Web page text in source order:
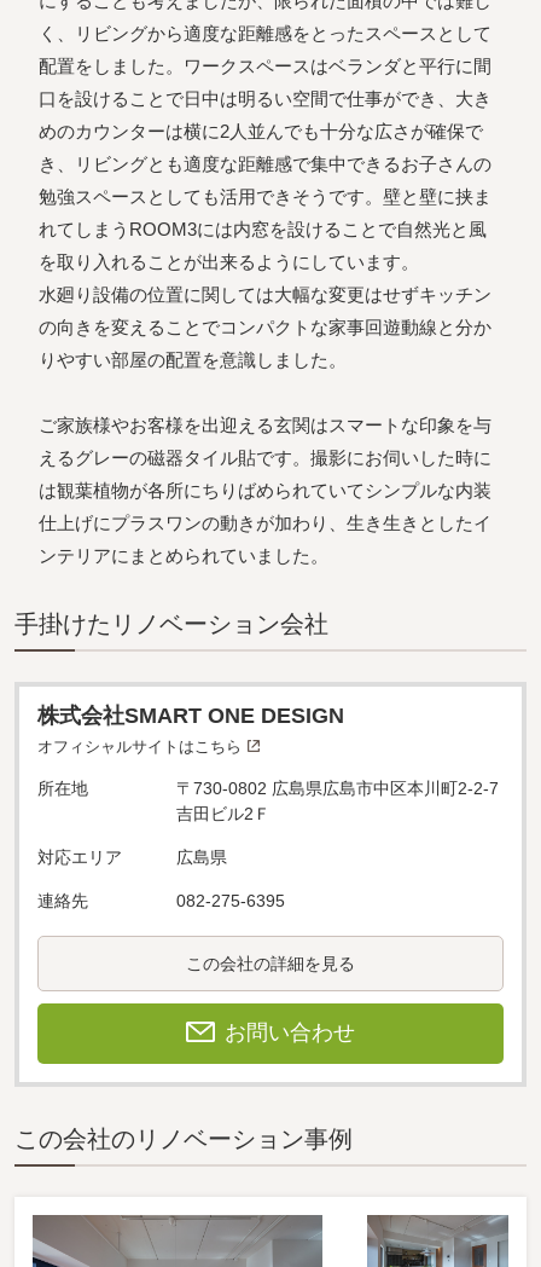
く、リビングから適度な距離感をとったスペースとして
配置をしました。ワークスペースはベランダと平行に間
口を設けることで日中は明るい空間で仕事ができ、大き
めのカウンターは横に2人並んでも十分な広さが確保で
き、リビングとも適度な距離感で集中できるお子さんの
勉強スペースとしても活用できそうです。壁と壁に挟ま
れてしまうROOM3には内窓を設けることで自然光と風
を取り入れることが出来るようにしています。
水廻り設備の位置に関しては大幅な変更はせずキッチン
の向きを変えることでコンパクトな家事回遊動線と分か
りやすい部屋の配置を意識しました。
ご家族様やお客様を出迎える玄関はスマートな印象を与
えるグレーの磁器タイル貼です。撮影にお伺いした時に
は観葉植物が各所にちりばめられていてシンプルな内装
仕上げにプラスワンの動きが加わり、生き生きとしたイ
ンテリアにまとめられていました。
⼿掛けたリノベーション会社
株式会社SMART ONE DESIGN
オフィシャルサイトはこちら
所在地
〒730-0802 広島県広島市中区本川町2-2-7
吉田ビル2Ｆ
対応エリア 広島県
連絡先 082-275-6395
この会社の詳細を見る
お問い合わせ
この会社のリノベーション事例